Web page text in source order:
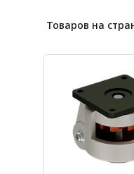
Товаров на